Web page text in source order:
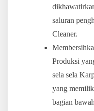
saluran
Cleaner.
Produksi
sela sela
yang
bagian